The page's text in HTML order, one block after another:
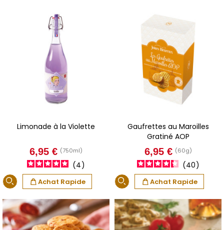
Limonade à la Violette
Prix
6,95 € (750ml)
Achat Rapide
4
Gaufrettes au Maroilles
Gratiné AOP
Prix
6,95 € (60g)
Achat Rapide
40